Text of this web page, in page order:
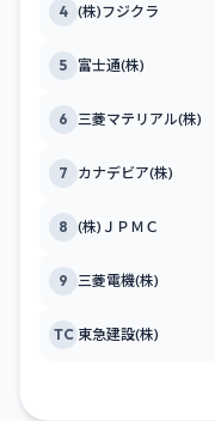
4 (株)フジクラ
5 富士通(株)
6 三菱マテリアル(株)
7 カナデビア(株)
8 (株)ＪＰＭＣ
9 三菱電機(株)
TC 東急建設(株)